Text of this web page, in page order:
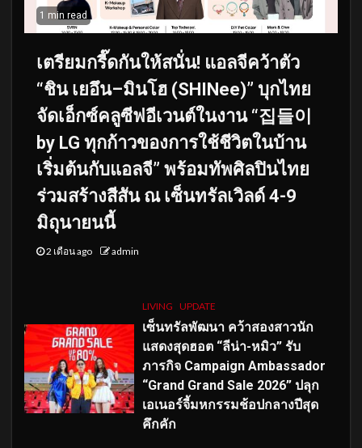
1 min read
เตรียมกรี๊ดกันให้สนั่น! แอลจีคว้าตัว
“ชิน เยอึน–มินโฮ (SHINee)” บุกไทย
จัดเอ็กซ์คลูซีฟอีเวนต์ในงาน “집들이
by LG ทุกก้าวของการใช้ชีวิตในบ้าน
เริ่มต้นกับแอลจี” พร้อมทัพศิลปินไทย
ร่วมสร้างสีสัน ณ เซ็นทรัลเวิลด์ 4-9
มิถุนายนนี้
2 เดือน ago admin
LIVING UPDATE
เซ็นทรัลพัฒนา คว้าสองสาวนัก
แสดงสุดฮอต “ลีน่า-หมิว” รับ
ภารกิจ Campaign Ambassador
“Grand Grand Sale 2026” ปลุก
เอเนอร์จี้มหกรรมช้อปกลางปีสุด
คึกคัก